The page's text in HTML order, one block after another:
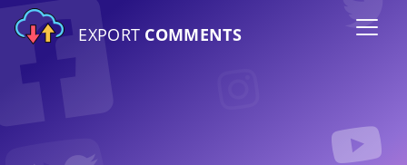
EXPORT COMMENTS